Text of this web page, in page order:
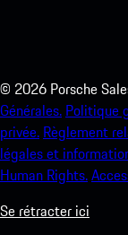
© 2026 Porsche
Générales. Politique
privée. Règlement
légales et
Human Rights.
Se rétracter ici